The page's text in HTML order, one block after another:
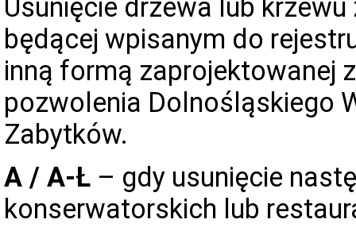
Usunięcie drzewa lub
będącej wpisanym do
inną formą zaprojektowanej
pozwolenia Dolnośląskiego
Zabytków.
A / A-Ł – gdy usunięcie
konserwatorskich lub